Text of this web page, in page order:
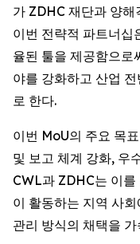
가 ZDHC 재단과 양
이번 전략적 파트너십
율된 툴을 제공함으
야를 강화하고 산업
로 한다.
이번 MoU의 주요 목
및 보고 체계 강화, 우
CWL과 ZDHC는 이를
이 활동하는 지역 사
관리 방식의 채택을